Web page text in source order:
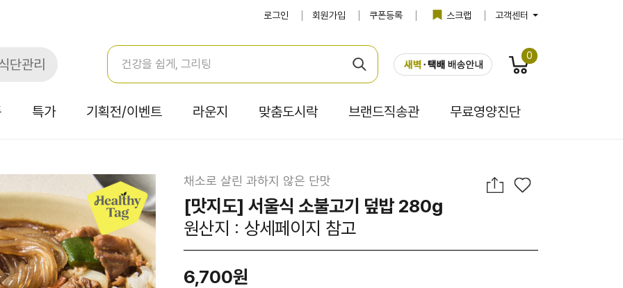
로그인 회원가입 쿠폰등록 스크랩 고객센터
단관리
0
특가 기획전/이벤트 라운지 맞춤도시락 브랜드직송관 무료영양진단
채소로 살린 과하지 않은 단맛
[맛지도] 서울식 소불고기 덮밥 280g
원산지 : 상세페이지 참고
6,700원